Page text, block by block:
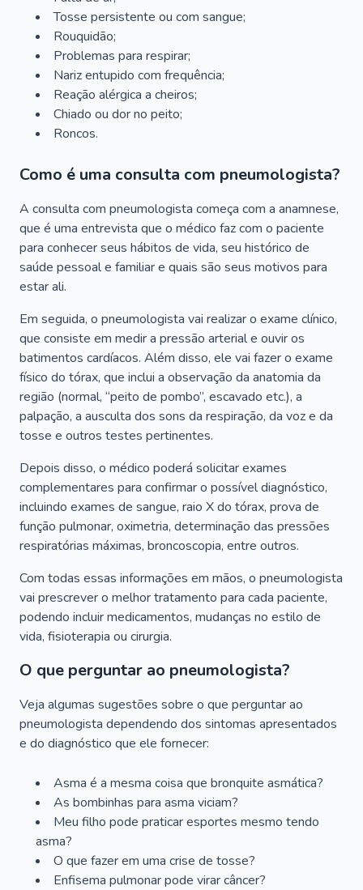
Tosse persistente ou com sangue;
Rouquidão;
Problemas para respirar;
Nariz entupido com frequência;
Reação alérgica a cheiros;
Chiado ou dor no peito;
Roncos.
Como é uma consulta com pneumologista?
A consulta com pneumologista começa com a anamnese,
que é uma entrevista que o médico faz com o paciente
para conhecer seus hábitos de vida, seu histórico de
saúde pessoal e familiar e quais são seus motivos para
estar ali.
Em seguida, o pneumologista vai realizar o exame clínico,
que consiste em medir a pressão arterial e ouvir os
batimentos cardíacos. Além disso, ele vai fazer o exame
físico do tórax, que inclui a observação da anatomia da
região (normal, “peito de pombo”, escavado etc.), a
palpação, a ausculta dos sons da respiração, da voz e da
tosse e outros testes pertinentes.
Depois disso, o médico poderá solicitar exames
complementares para confirmar o possível diagnóstico,
incluindo exames de sangue, raio X do tórax, prova de
função pulmonar, oximetria, determinação das pressões
respiratórias máximas, broncoscopia, entre outros.
Com todas essas informações em mãos, o pneumologista
vai prescrever o melhor tratamento para cada paciente,
podendo incluir medicamentos, mudanças no estilo de
vida, fisioterapia ou cirurgia.
O que perguntar ao pneumologista?
Veja algumas sugestões sobre o que perguntar ao
pneumologista dependendo dos sintomas apresentados
e do diagnóstico que ele fornecer:
Asma é a mesma coisa que bronquite asmática?
As bombinhas para asma viciam?
Meu filho pode praticar esportes mesmo tendo
asma?
O que fazer em uma crise de tosse?
Enfisema pulmonar pode virar câncer?